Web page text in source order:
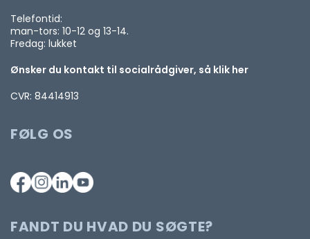
Telefontid:
man-tors: 10-12 og 13-14.
Fredag: lukket
Ønsker du kontakt til socialrådgiver, så klik her
CVR: 84414913
FØLG OS
FANDT DU HVAD DU SØGTE?